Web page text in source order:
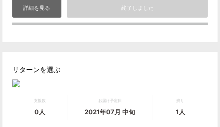
詳細を見る 終了しました
リターンを選ぶ
支援数
0人
お届け予定日
2021年07月 中旬
残り
1人